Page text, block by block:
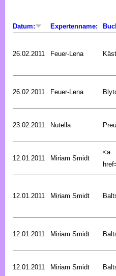
Datum: Expertenname:
26.02.2011 Feuer-Lena
26.02.2011 Feuer-Lena
23.02.2011 Nutella
12.01.2011 Miriam Smidt
<a
12.01.2011 Miriam Smidt
12.01.2011 Miriam Smidt
12.01.2011 Miriam Smidt